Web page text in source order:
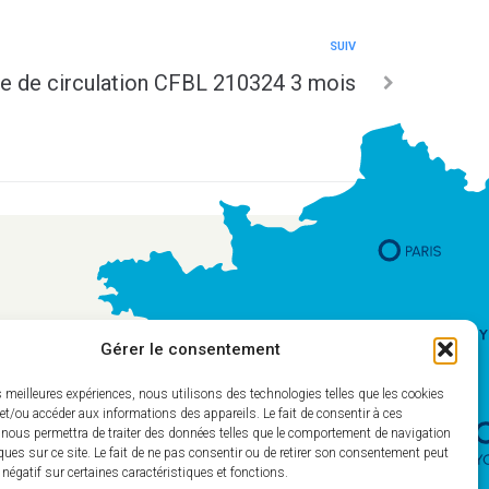
Gérer le consentement
meilleures expériences, nous utilisons des technologies telles que les cookies
ou accéder aux informations des appareils. Le fait de consentir à ces
permettra de traiter des données telles que le comportement de navigation
sur ce site. Le fait de ne pas consentir ou de retirer son consentement peut
négatif sur certaines caractéristiques et fonctions.
SUIV
de circulation CFBL 210324 3 mois